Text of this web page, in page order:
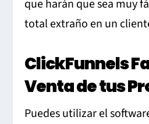
que harán que sea muy
total extraño en un
ClickFunnels
Venta de tus
Puedes utilizar el